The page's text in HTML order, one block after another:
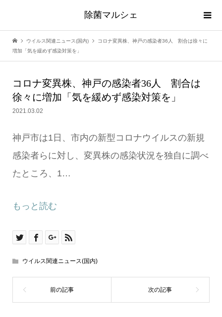
除菌マルシェ
ウイルス関連ニュース(国内)
コロナ変異株、神戸の感染者36人 割合は徐々に
増加「気を緩めず感染対策を」
コロナ変異株、神戸の感染者36人 割合は
徐々に増加「気を緩めず感染対策を」
2021.03.02
神戸市は1日、市内の新型コロナウイルスの新規
感染者らに対し、変異株の感染状況を独自に調べ
たところ、1…
もっと読む
ウイルス関連ニュース(国内)